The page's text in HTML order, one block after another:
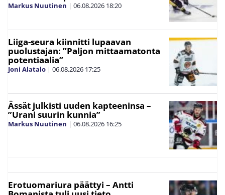
Markus Nuutinen | 06.08.2026 18:20
Liiga-seura kiinnitti lupaavan
puolustajan: ”Paljon mittaamatonta
potentiaalia”
Joni Alatalo | 06.08.2026 17:25
Ässät julkisti uuden kapteeninsa –
”Urani suurin kunnia”
Markus Nuutinen | 06.08.2026 16:25
Erotuomariura päättyi – Antti